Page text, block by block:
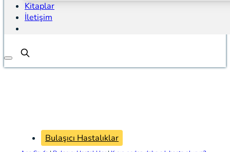
Kitaplar
İletişim
Bulaşıcı Hastalıklar